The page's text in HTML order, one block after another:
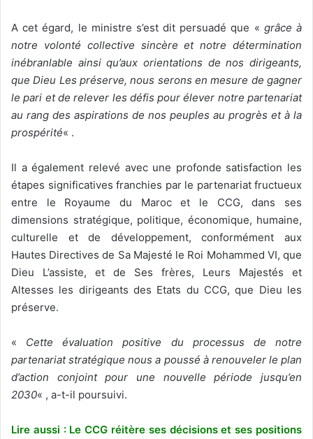
A cet égard, le ministre s’est dit persuadé que « grâce à
notre volonté collective sincère et notre détermination
inébranlable ainsi qu’aux orientations de nos dirigeants,
que Dieu Les préserve, nous serons en mesure de gagner
le pari et de relever les défis pour élever notre partenariat
au rang des aspirations de nos peuples au progrès et à la
prospérité« .
Il a également relevé avec une profonde satisfaction les
étapes significatives franchies par le partenariat fructueux
entre le Royaume du Maroc et le CCG, dans ses
dimensions stratégique, politique, économique, humaine,
culturelle et de développement, conformément aux
Hautes Directives de Sa Majesté le Roi Mohammed VI, que
Dieu L’assiste, et de Ses frères, Leurs Majestés et
Altesses les dirigeants des Etats du CCG, que Dieu les
préserve.
« Cette évaluation positive du processus de notre
partenariat stratégique nous a poussé à renouveler le plan
d’action conjoint pour une nouvelle période jusqu’en
2030« , a-t-il poursuivi.
Lire aussi : Le CCG réitère ses décisions et ses positions